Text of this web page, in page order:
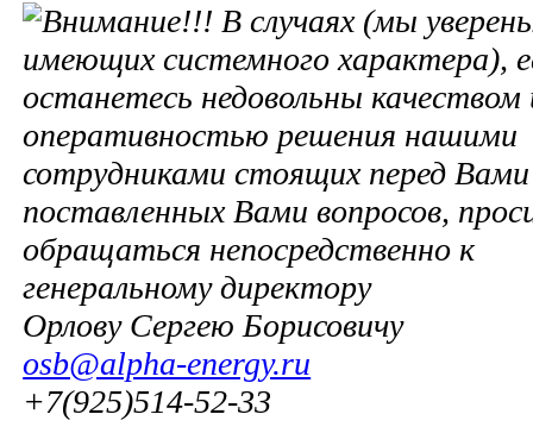
В случаях (мы
имеющих системного характера),
останетесь недовольны качеством
оперативностью решения нашими
сотрудниками стоящих перед Вами
поставленных Вами вопросов,
обращаться непосредственно к
генеральному директору
Орлову Сергею Борисовичу
osb@alpha-energy.ru
+7(925)514-52-33